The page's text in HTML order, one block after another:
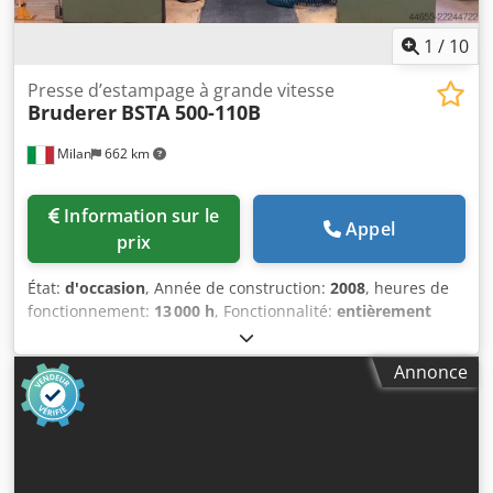
demande.
1 / 10
Milan 662 km
Presse d’estampage à grande vitesse
Bruderer BSTA 500-110B
prix
Appel
État: d'occasion, Année de construction: 2008, heures de
fonctionnement: 13 000 h, Fonctionnalité: entièrement
, La Bruderer BSTA 500-110B est une presse à
découper à grande vitesse, fabriquée en Suisse, avec une
force de pressage de 500 kN. Elle est équipée d'un
entraînement à double servomoteur BSV 75T pour un
guidage précis de deux bandes, et atteint jusqu'à 750
Annonce